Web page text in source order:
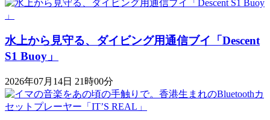
水上から見守る、ダイビング用通信ブイ「Descent
S1 Buoy​​」
2026年07月14日 21時00分